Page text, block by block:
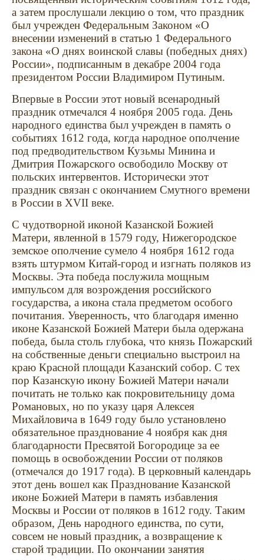
а затем прослушали лекцию о том, что праздник
был учрежден Федеральным Законом «О
внесении изменений в статью 1 Федерального
закона «О днях воинской славы (победных днях)
России», подписанным в декабре 2004 года
президентом России Владимиром Путиным.
Впервые в России этот новый всенародный
праздник отмечался 4 ноября 2005 года. День
народного единства был учрежден в память о
событиях 1612 года, когда народное ополчение
под предводительством Кузьмы Минина и
Дмитрия Пожарского освободило Москву от
польских интервентов. Исторически этот
праздник связан с окончанием Смутного времени
в России в XVII веке.
С чудотворной иконой Казанской Божией
Матери, явленной в 1579 году, Нижегородское
земское ополчение сумело 4 ноября 1612 года
взять штурмом Китай-город и изгнать поляков из
Москвы. Эта победа послужила мощным
импульсом для возрождения российского
государства, а икона стала предметом особого
почитания. Уверенность, что благодаря именно
иконе Казанской Божией Матери была одержана
победа, была столь глубока, что князь Пожарский
на собственные деньги специально выстроил на
краю Красной площади Казанский собор. С тех
пор Казанскую икону Божией Матери начали
почитать не только как покровительницу дома
Романовых, но по указу царя Алексея
Михайловича в 1649 году было установлено
обязательное празднование 4 ноября как дня
благодарности Пресвятой Богородице за ее
помощь в освобождении России от поляков
(отмечался до 1917 года). В церковный календарь
этот день вошел как Празднование Казанской
иконе Божией Матери в память избавления
Москвы и России от поляков в 1612 году. Таким
образом, День народного единства, по сути,
совсем не новый праздник, а возвращение к
старой традиции. По окончании занятия